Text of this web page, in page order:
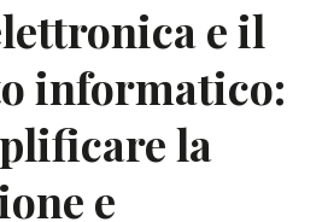
e il
informatico:
la
e